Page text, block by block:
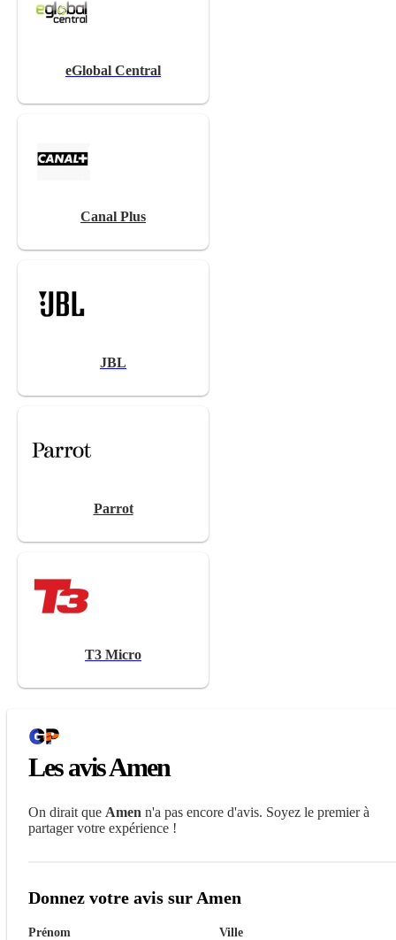
eGlobal Central
Canal Plus
JBL
Parrot
T3 Micro
Les avis Amen
On dirait que Amen n'a pas encore d'avis. Soyez le premier à
partager votre expérience !
Donnez votre avis sur Amen
Prénom Ville